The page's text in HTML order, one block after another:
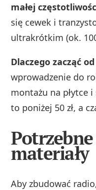
małej
się cewek i
ultrakrótkim (ok.
Dlaczego zacząć
wprowadzenie do
montażu na płytce
to poniżej 50 zł, a
materiały
Aby zbudować